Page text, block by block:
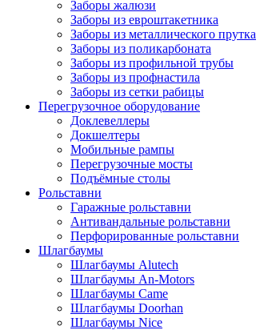
Заборы жалюзи
Заборы из евроштакетника
Заборы из металлического прутка
Заборы из поликарбоната
Заборы из профильной трубы
Заборы из профнастила
Заборы из сетки рабицы
Перегрузочное оборудование
Доклевеллеры
Докшелтеры
Мобильные рампы
Перегрузочные мосты
Подъёмные столы
Рольставни
Гаражные рольставни
Антивандальные рольставни
Перфорированные рольставни
Шлагбаумы
Шлагбаумы Alutech
Шлагбаумы An-Motors
Шлагбаумы Came
Шлагбаумы Doorhan
Шлагбаумы Nice